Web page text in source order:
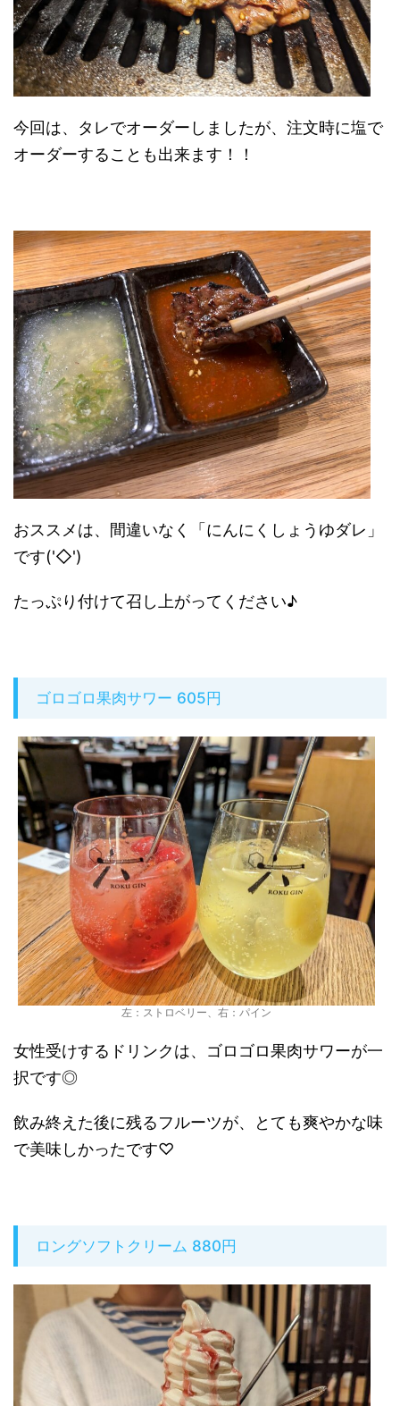
今回は、タレでオーダーしましたが、注文時に塩で
オーダーすることも出来ます！！
おススメは、間違いなく「にんにくしょうゆダレ」
です('◇')ゞ
たっぷり付けて召し上がってください♪
ゴロゴロ果肉サワー 605円
左：ストロベリー、右：パイン
女性受けするドリンクは、ゴロゴロ果肉サワーが一
択です◎
飲み終えた後に残るフルーツが、とても爽やかな味
で美味しかったです♡
ロングソフトクリーム 880円